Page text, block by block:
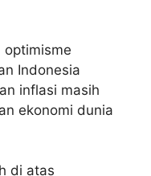
optimisme
Indonesia
inflasi masih
ekonomi dunia
di atas